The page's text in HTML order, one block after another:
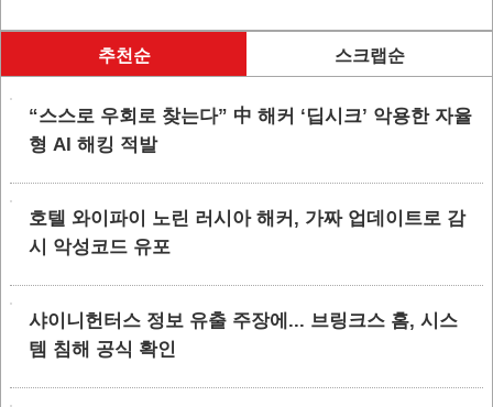
추천순 스크랩순
“스스로 우회로 찾는다” 中 해커 ‘딥시크’ 악용한 자율
형 AI 해킹 적발
호텔 와이파이 노린 러시아 해커, 가짜 업데이트로 감
시 악성코드 유포
샤이니헌터스 정보 유출 주장에... 브링크스 홈, 시스
템 침해 공식 확인